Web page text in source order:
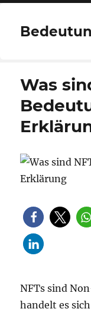
Was
NFTs sind
handelt es